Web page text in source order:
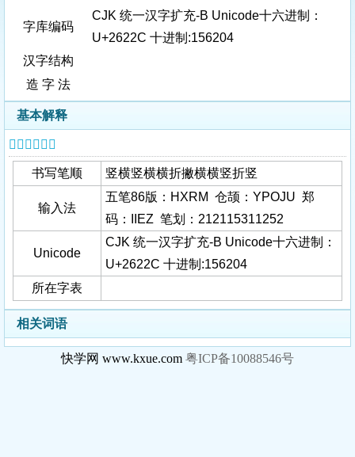
字库编码
CJK 统一汉字扩充-B Unicode十六进制：
U+2622C 十进制:156204
汉字结构
造 字 法
基本解释
𦈬字基本信息
书写笔顺 竖横竖横横折撇横横竖折竖
输入法
五笔86版：HXRM 仓颉：YPOJU 郑
码：IIEZ 笔划：212115311252
Unicode
CJK 统一汉字扩充-B Unicode十六进制：
U+2622C 十进制:156204
所在字表
相关词语
快学网 www.kxue.com 粤ICP备10088546号